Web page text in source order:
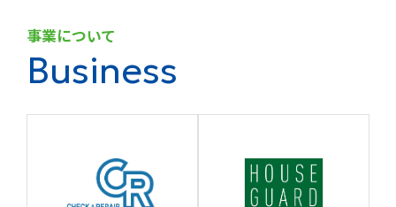
事業について
Business